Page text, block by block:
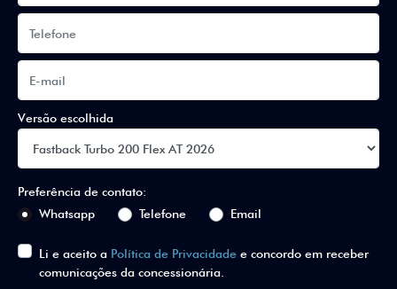
Versão escolhida
Preferência de contato:
Whatsapp
Telefone Email
Li e aceito a Política de Privacidade e concordo em receber
comunicações da concessionária.